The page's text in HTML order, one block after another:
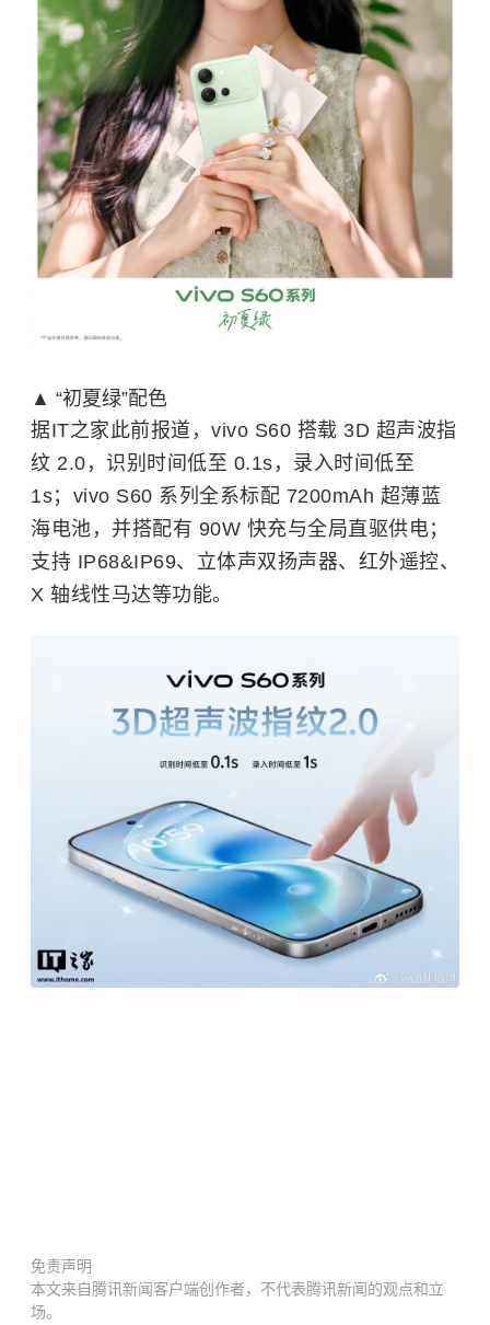
▲ “初夏绿”配色
据IT之家此前报道，vivo S60 搭载 3D 超声波指
纹 2.0，识别时间低至 0.1s，录入时间低至
1s；vivo S60 系列全系标配 7200mAh 超薄蓝
海电池，并搭配有 90W 快充与全局直驱供电；
支持 IP68&IP69、立体声双扬声器、红外遥控、
X 轴线性马达等功能。
免责声明
本文来自腾讯新闻客户端创作者，不代表腾讯新闻的观点和立
场。